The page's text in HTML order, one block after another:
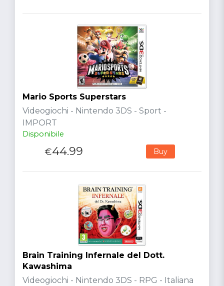
Mario Sports Superstars
Videogiochi - Nintendo 3DS - Sport -
IMPORT
Disponibile
€44.99 Buy
Brain Training Infernale del Dott.
Kawashima
Videogiochi - Nintendo 3DS - RPG - Italiana